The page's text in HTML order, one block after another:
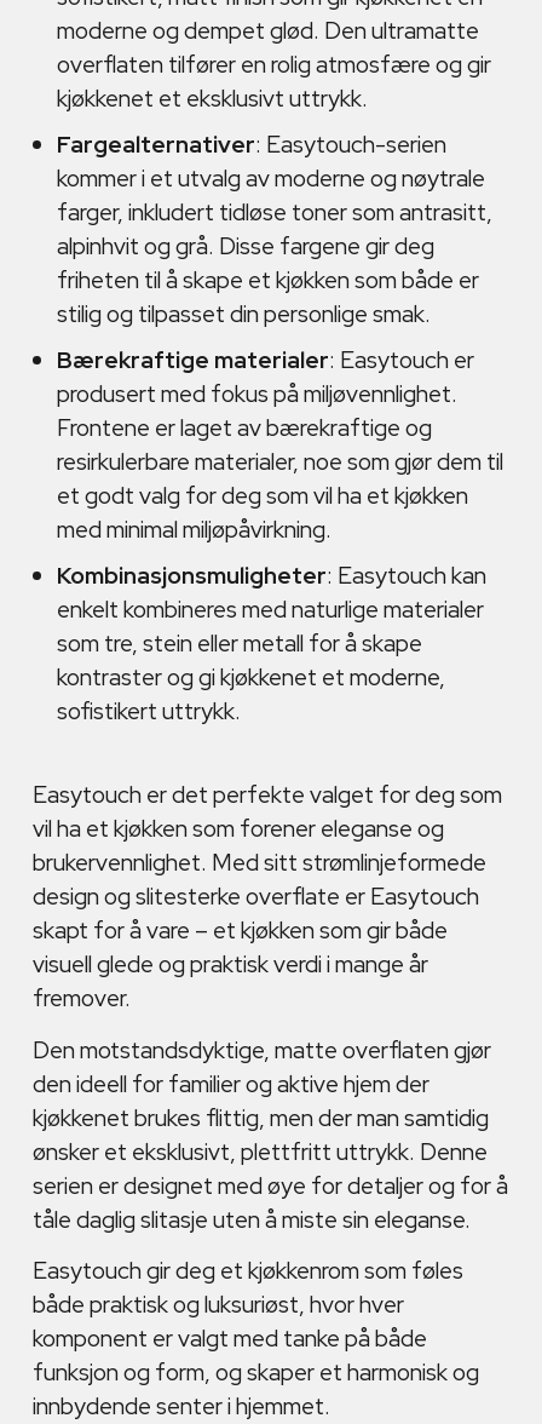
moderne og dempet glød. Den ultramatte
overflaten tilfører en rolig atmosfære og gir
kjøkkenet et eksklusivt uttrykk.
Fargealternativer: Easytouch-serien
kommer i et utvalg av moderne og nøytrale
farger, inkludert tidløse toner som antrasitt,
alpinhvit og grå. Disse fargene gir deg
friheten til å skape et kjøkken som både er
stilig og tilpasset din personlige smak.
Bærekraftige materialer: Easytouch er
produsert med fokus på miljøvennlighet.
Frontene er laget av bærekraftige og
resirkulerbare materialer, noe som gjør dem til
et godt valg for deg som vil ha et kjøkken
med minimal miljøpåvirkning.
Kombinasjonsmuligheter: Easytouch kan
enkelt kombineres med naturlige materialer
som tre, stein eller metall for å skape
kontraster og gi kjøkkenet et moderne,
sofistikert uttrykk.
Easytouch er det perfekte valget for deg som
vil ha et kjøkken som forener eleganse og
brukervennlighet. Med sitt strømlinjeformede
design og slitesterke overflate er Easytouch
skapt for å vare – et kjøkken som gir både
visuell glede og praktisk verdi i mange år
fremover.
Den motstandsdyktige, matte overflaten gjør
den ideell for familier og aktive hjem der
kjøkkenet brukes flittig, men der man samtidig
ønsker et eksklusivt, plettfritt uttrykk. Denne
serien er designet med øye for detaljer og for å
tåle daglig slitasje uten å miste sin eleganse.
Easytouch gir deg et kjøkkenrom som føles
både praktisk og luksuriøst, hvor hver
komponent er valgt med tanke på både
funksjon og form, og skaper et harmonisk og
innbydende senter i hjemmet.